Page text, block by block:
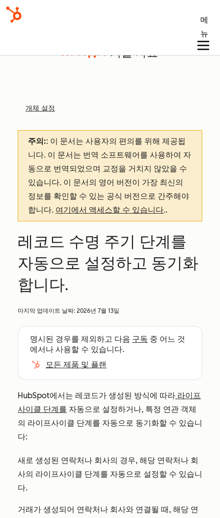
메
뉴
기술 자료
개체 설정
주의:: 이 문서는 사용자의 편의를 위해 제공됩
니다. 이 문서는 번역 소프트웨어를 사용하여 자
동으로 번역되었으며 교정을 거치지 않았을 수
있습니다. 이 문서의 영어 버전이 가장 최신의
정보를 확인할 수 있는 공식 버전으로 간주해야
합니다. 여기에서 액세스할 수 있습니다..
레코드 수명 주기 단계를
자동으로 설정하고 동기화
합니다.
마지막 업데이트 날짜: 2026년 7월 13일
명시된 경우를 제외하고 다음 구독 중 어느 것
에서나 사용할 수 있습니다.
모든 제품 및 플랜
HubSpot에서는 레코드가 생성된 방식에 따라 라이프
사이클 단계를 자동으로 설정하거나, 특정 연관 객체
의 라이프사이클 단계를 자동으로 동기화할 수 있습니
다:
새로 생성된 연락처나 회사의 경우, 해당 연락처나 회
사의 라이프사이클 단계를 자동으로 설정할 수 있습니
다.
거래가 생성되어 연락처나 회사와 연결될 때, 해당 연